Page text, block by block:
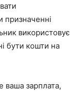
призначенні
використовує
бути кошти на
ваша зарплата,